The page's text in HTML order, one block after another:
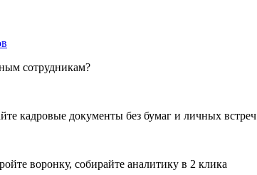
сотрудникам?
кадровые документы без бумаг и личных встреч
воронку, собирайте аналитику в 2 клика